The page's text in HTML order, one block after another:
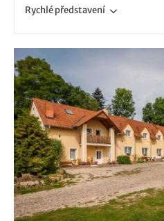
Rychlépředstavení